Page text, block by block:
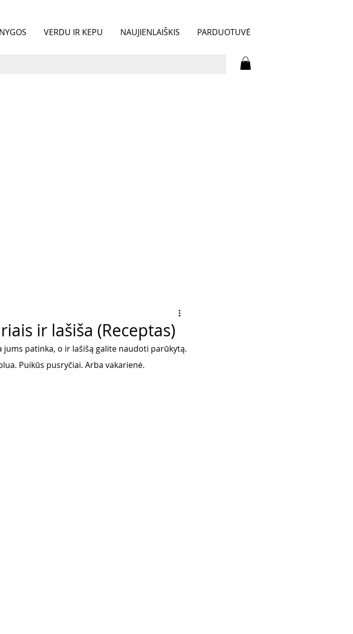
VERDU IR KEPU NAUJIENLAIŠKIS PARDUOTUVĖ
ir lašiša (Receptas)
patinka, o ir lašišą galite naudoti parūkytą.
Puikūs pusryčiai. Arba vakarienė.